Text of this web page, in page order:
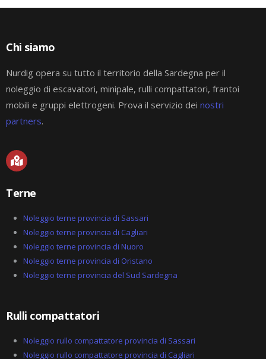
Chi siamo
Nurdig opera su tutto il territorio della Sardegna per il
noleggio di escavatori, minipale, rulli compattatori, frantoi
mobili e gruppi elettrogeni. Prova il servizio dei nostri
partners.
M
a
p
m
r
k
d
-
a
Terne
Noleggio terne provincia di Sassari
Noleggio terne provincia di Cagliari
Noleggio terne provincia di Nuoro
Noleggio terne provincia di Oristano
Noleggio terne provincia del Sud Sardegna
Rulli compattatori
Noleggio rullo compattatore provincia di Sassari
Noleggio rullo compattatore provincia di Cagliari